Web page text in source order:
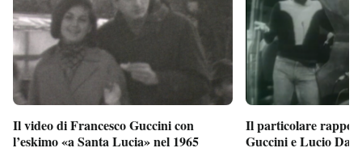
Il video di Francesco Guccini con
l’eskimo «a Santa Lucia» nel 1965
Il particolare
Guccini e Lucio